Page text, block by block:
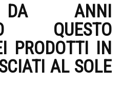
DA ANNI
QUESTO
PRODOTTI IN
AL SOLE